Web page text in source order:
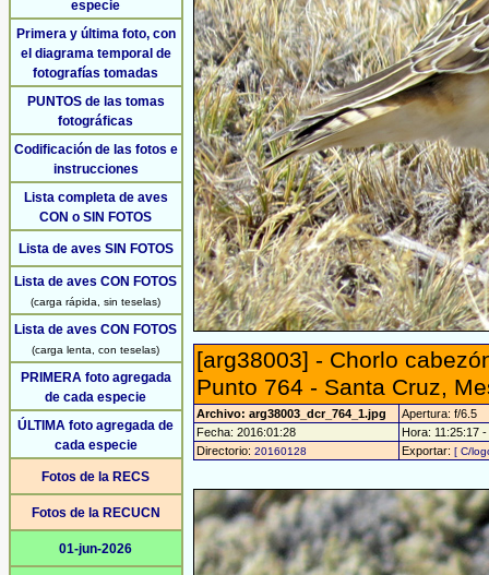
especie
Primera y última foto, con
el diagrama temporal de
fotografías tomadas
PUNTOS de las tomas
fotográficas
Codificación de las fotos e
instrucciones
Lista completa de aves
CON o SIN FOTOS
Lista de aves SIN FOTOS
Lista de aves CON FOTOS
(carga rápida, sin teselas)
Lista de aves CON FOTOS
(carga lenta, con teselas)
PRIMERA foto agregada
de cada especie
ÚLTIMA foto agregada de
cada especie
Fotos de la RECS
Fotos de la RECUCN
01-jun-2026
[arg38003] - Chorlo
Punto 764 - Santa Cruz,
Archivo: arg38003_dcr_764_1.jpg
Apertura: f/6.5
Fecha: 2016:01:28
Hora: 11:25:17
Directorio: 20160128 Exportar: [ C/